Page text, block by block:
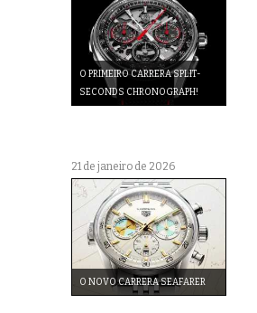
O PRIMEIRO CARRERA SPLIT-
SECONDS CHRONOGRAPH!
21 de janeiro de 2026
O NOVO CARRERA SEAFARER